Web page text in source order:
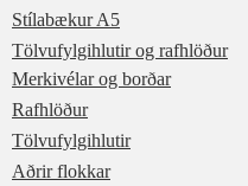
Stílabækur A5
Tölvufylgihlutir og rafhlöður
Merkivélar og borðar
Rafhlöður
Tölvufylgihlutir
Aðrir flokkar